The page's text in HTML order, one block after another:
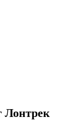
Лонтрек